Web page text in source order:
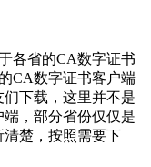
各省的CA数字证书
CA数字证书客户端
下载，这里并不是
，部分省份仅仅是
楚，按照需要下